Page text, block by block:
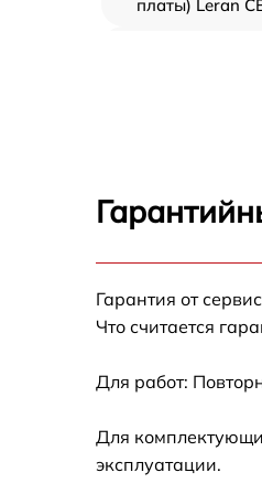
платы) Leran
Замена
415 BG
Ремонт
Гарантия от
Что считается
Для работ:
Для
эксплуатации.